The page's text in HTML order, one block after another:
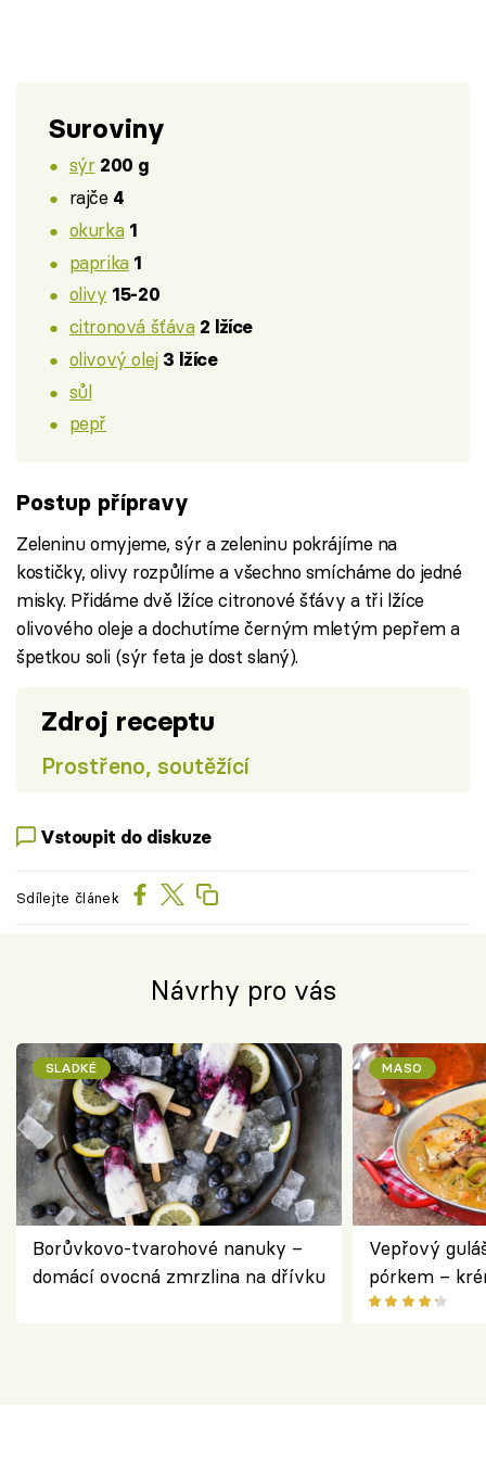
Suroviny
sýr 200 g
rajče 4
okurka 1
paprika 1
olivy 15-20
citronová šťáva 2 lžíce
olivový olej 3 lžíce
sůl
pepř
Postup přípravy
Zeleninu omyjeme, sýr a zeleninu pokrájíme na
kostičky, olivy rozpůlíme a všechno smícháme do jedné
misky. Přidáme dvě lžíce citronové šťávy a tři lžíce
olivového oleje a dochutíme černým mletým pepřem a
špetkou soli (sýr feta je dost slaný).
Zdroj receptu
Prostřeno, soutěžící
Vstoupit do diskuze
Sdílejte článek
Návrhy pro vás
SLADKÉ
Borůvkovo-tvarohové nanuky –
domácí ovocná zmrzlina na dřívku
MASO
Vepřový
pórkem –
pokrm z